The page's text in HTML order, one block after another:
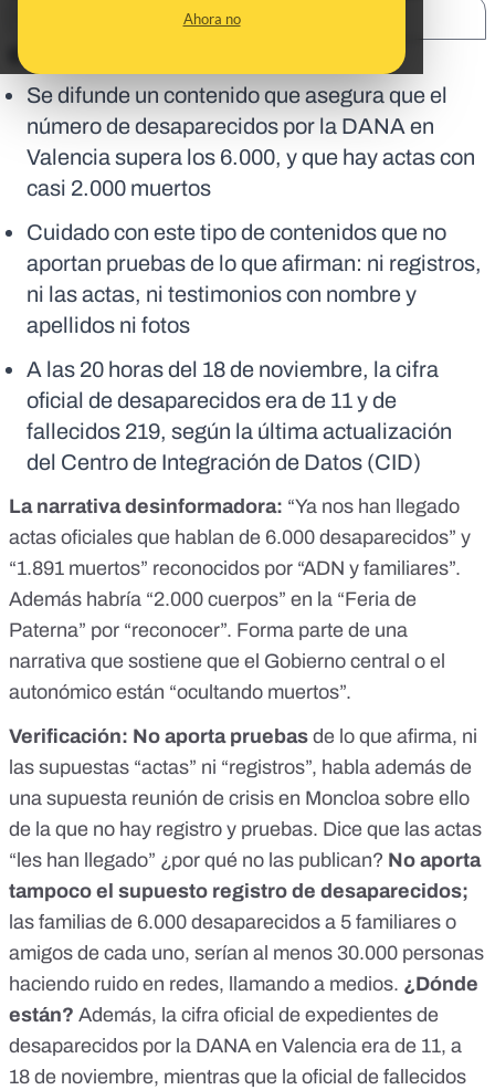
Ahora no
En corto:
Se difunde un contenido que asegura que el
número de desaparecidos por la DANA en
Valencia supera los 6.000, y que hay actas con
casi 2.000 muertos
Cuidado con este tipo de contenidos que no
aportan pruebas de lo que afirman: ni registros,
ni las actas, ni testimonios con nombre y
apellidos ni fotos
A las 20 horas del 18 de noviembre, la cifra
oficial de desaparecidos era de 11 y de
fallecidos 219, según la última actualización
del Centro de Integración de Datos (CID)
La narrativa desinformadora: “Ya nos han llegado
actas oficiales que hablan de 6.000 desaparecidos” y
“1.891 muertos” reconocidos por “ADN y familiares”.
Además habría “2.000 cuerpos” en la “Feria de
Paterna” por “reconocer”. Forma parte de una
narrativa que sostiene que el Gobierno central o el
autonómico están “ocultando muertos”.
Verificación: No aporta pruebas de lo que afirma, ni
las supuestas “actas” ni “registros”, habla además de
una supuesta reunión de crisis en Moncloa sobre ello
de la que no hay registro y pruebas. Dice que las actas
“les han llegado” ¿por qué no las publican? No aporta
tampoco el supuesto registro de desaparecidos;
las familias de 6.000 desaparecidos a 5 familiares o
amigos de cada uno, serían al menos 30.000 personas
haciendo ruido en redes, llamando a medios. ¿Dónde
están? Además, la cifra oficial de expedientes de
desaparecidos por la DANA en Valencia era de 11, a
18 de noviembre, mientras que la oficial de fallecidos